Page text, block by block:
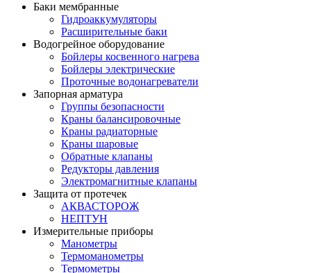
Баки мембранные
Гидроаккумуляторы
Расширительные баки
Водогрейное оборудование
Бойлеры косвенного нагрева
Бойлеры электрические
Проточные водонагреватели
Запорная арматура
Группы безопасности
Краны балансировочные
Краны радиаторные
Краны шаровые
Обратные клапаны
Редукторы давления
Электромагнитные клапаны
Защита от протечек
АКВАСТОРОЖ
НЕПТУН
Измерительные приборы
Манометры
Термоманометры
Термометры